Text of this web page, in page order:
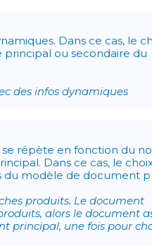
Dans ce cas, le
principal ou secondaire du
des infos dynamiques
répète en fonction du
Dans ce cas, le
du modèle de document
produits. Le document
alors le document
principal, une fois pour